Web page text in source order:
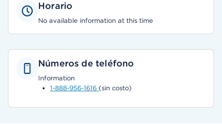
Horario
No available information at this time
Números de teléfono
Information
1-888-956-1616 (sin costo)